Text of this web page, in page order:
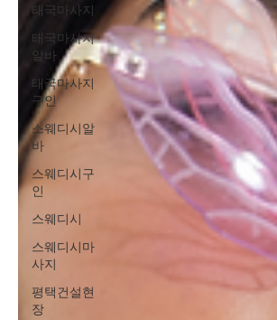
태국마사지
태국마사지
알바
태국마사지
구인
스웨디시알
바
스웨디시구
인
스웨디시
스웨디시마
사지
평택건설현
장